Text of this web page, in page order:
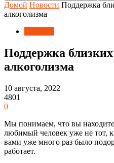
Домой Новости Поддержка
алкоголизма
Поддержка
алкоголизма
10 августа, 2022
4801
0
Мы понимаем, что вы
любимый человек уже не тот,
вами уже много раз было
работает.